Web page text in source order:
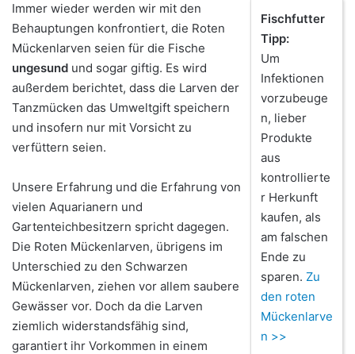
Fischfutter
Tipp:
Um
Infektionen
vorzubeuge
n, lieber
Produkte
aus
kontrollierte
r Herkunft
kaufen, als
am falschen
Ende zu
sparen. Zu
den roten
Mückenlarve
n >>
Immer wieder werden wir mit den
Behauptungen konfrontiert, die Roten
Mückenlarven seien für die Fische
ungesund und sogar giftig. Es wird
außerdem berichtet, dass die Larven der
Tanzmücken das Umweltgift speichern
und insofern nur mit Vorsicht zu
verfüttern seien.
Unsere Erfahrung und die Erfahrung von
vielen Aquarianern und
Gartenteichbesitzern spricht dagegen.
Die Roten Mückenlarven, übrigens im
Unterschied zu den Schwarzen
Mückenlarven, ziehen vor allem saubere
Gewässer vor. Doch da die Larven
ziemlich widerstandsfähig sind,
garantiert ihr Vorkommen in einem